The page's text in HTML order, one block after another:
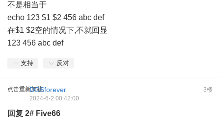
不是相当于
echo 123 $1 $2 456 abc def
在$1 $2空的情况下,不就回显
123 456 abc def
支持 反对
点击重新加载 3楼
DOSforever
2024-6-2 00:42:00
回复 2# Five66